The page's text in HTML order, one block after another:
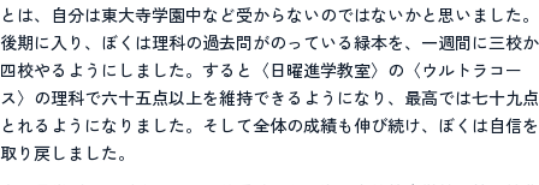
とは、自分は東大寺学園中など受からないのではないかと思いました。
後期に入り、ぼくは理科の過去問がのっている緑本を、一週間に三校か
四校やるようにしました。すると〈日曜進学教室〉の〈ウルトラコー
ス〉の理科で六十五点以上を維持できるようになり、最高では七十九点
とれるようになりました。そして全体の成績も伸び続け、ぼくは自信を
取り戻しました。